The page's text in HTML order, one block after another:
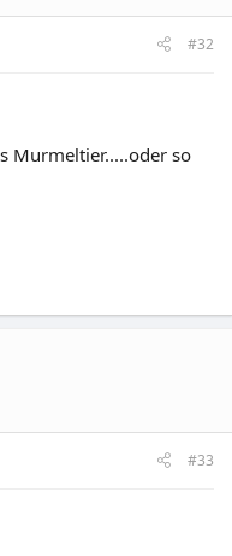
#32
Murmeltier.....oder so
#33